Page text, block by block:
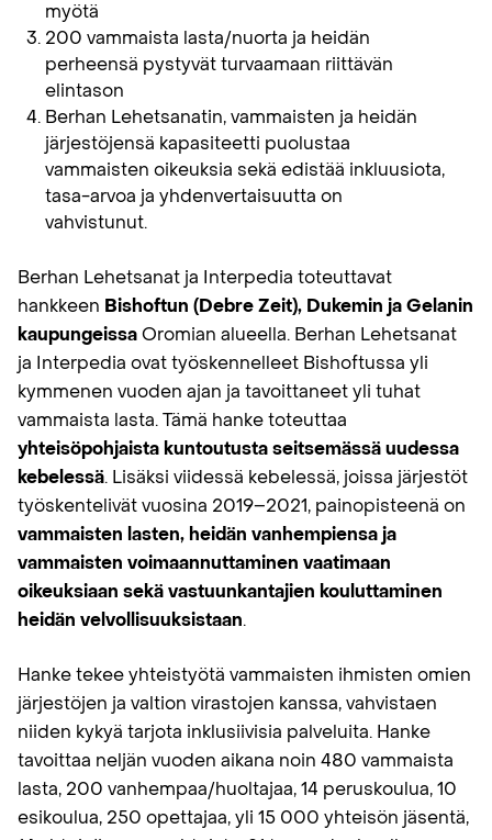
myötä
200 vammaista lasta/nuorta ja heidän
perheensä pystyvät turvaamaan riittävän
elintason
Berhan Lehetsanatin, vammaisten ja heidän
järjestöjensä kapasiteetti puolustaa
vammaisten oikeuksia sekä edistää inkluusiota,
tasa-arvoa ja yhdenvertaisuutta on
vahvistunut.
Berhan Lehetsanat ja Interpedia toteuttavat
hankkeen Bishoftun (Debre Zeit), Dukemin ja Gelanin
kaupungeissaOromian alueella. Berhan Lehetsanat
ja Interpedia ovat työskennelleet Bishoftussa yli
kymmenen vuoden ajan ja tavoittaneet yli tuhat
vammaista lasta. Tämä hanke toteuttaa
yhteisöpohjaista kuntoutusta seitsemässä uudessa
kebelessä. Lisäksi viidessä kebelessä, joissa järjestöt
työskentelivät vuosina 2019–2021, painopisteenä on
vammaisten lasten, heidän vanhempiensa ja
vammaisten voimaannuttaminen vaatimaan
oikeuksiaan sekä vastuunkantajien kouluttaminen
heidän velvollisuuksistaan.
Hanke tekee yhteistyötä vammaisten ihmisten omien
järjestöjen ja valtion virastojen kanssa, vahvistaen
niiden kykyä tarjota inklusiivisia palveluita. Hanke
tavoittaa neljän vuoden aikana noin 480 vammaista
lasta, 200 vanhempaa/huoltajaa, 14 peruskoulua, 10
esikoulua, 250 opettajaa, yli 15 000 yhteisön jäsentä,